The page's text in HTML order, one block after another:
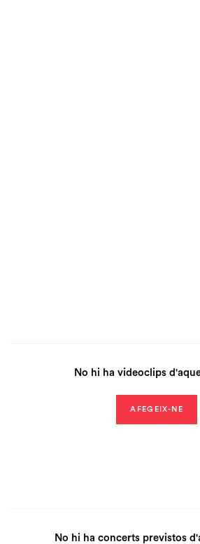
No hi ha videoclips
AFEGEIX-NE
No hi ha concerts previstos